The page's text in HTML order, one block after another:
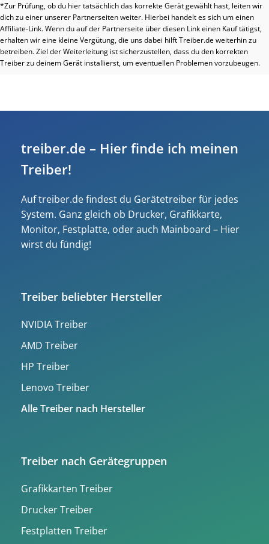
*Zur Prüfung, ob du hier tatsächlich das korrekte Gerät gewählt hast, leiten wir
dich zu einer unserer Partnerseiten weiter. Hierbei handelt es sich um einen
Affiliate-Link. Wenn du auf der Partnerseite über diesen Link einen Kauf tätigst,
erhalten wir eine kleine Vergütung, die uns dabei hilft Treiber.de weiterhin zu
betreiben. Ziel der Weiterleitung ist sicherzustellen, dass du den korrekten
Treiber zu deinem Gerät installierst, um eventuellen Problemen vorzubeugen.
treiber.de – Hier finde ich meinen
Treiber!
Auf treiber.de findest du Gerätetreiber für jedes
System. Ganz gleich ob Drucker, Grafikkarte,
Monitor, Festplatte, oder auch Mainboard – Hier
wirst du fündig!
Treiber beliebter Hersteller
NVIDIA Treiber
AMD Treiber
HP Treiber
Lenovo Treiber
Alle Treiber nach Hersteller
Treiber nach Gerätegruppen
Grafikkarten Treiber
Drucker Treiber
Festplatten Treiber